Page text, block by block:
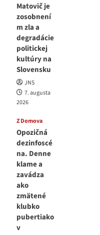
Matovič je
zosobnení
m zla a
degradácie
politickej
kultúry na
Slovensku
JNS
7. augusta
2026
Z Domova
Opozičná
dezinfoscé
na. Denne
klame a
zavádza
ako
zmätené
klubko
pubertiako
v